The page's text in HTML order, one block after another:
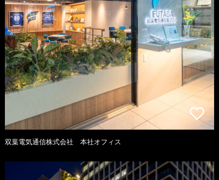
双葉電気通信株式会社 本社オフィス